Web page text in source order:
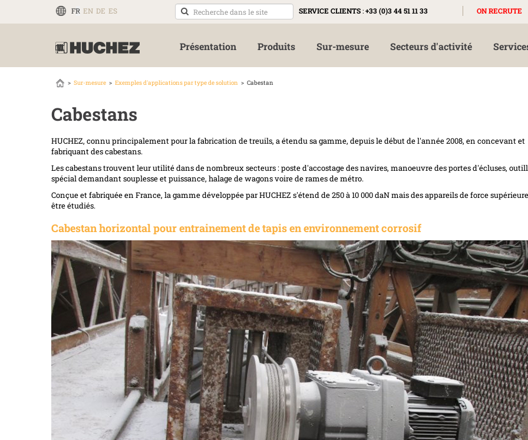
FR EN DE ES SERVICE CLIENTS:+33 (0)3 44 51 11 33 ON RECRUTE
Présentation Produits Sur-mesure Secteurs d'activité
Sur-mesure Exemples d'applications par type de solution Cabestan
Cabestans
HUCHEZ, connu principalement pour la fabrication de treuils, a étendu sa gamme, depuis le début de l'année 2008, en concevant et
fabriquant des cabestans.
Les cabestans trouvent leur utilité dans de nombreux secteurs : poste d'accostage des navires, manoeuvre des portes d'écluses,
spécial demandant souplesse et puissance, halage de wagons voire de rames de métro.
Conçue et fabriquée en France, la gamme développée par HUCHEZ s'étend de 250 à 10 000 daN mais des appareils de force
être étudiés.
Cabestan horizontal pour entrainement de tapis en environnement corrosif